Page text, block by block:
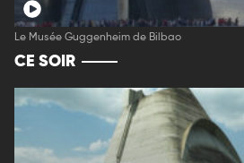
Le Musée Guggenheim de Bilbao
CE SOIR